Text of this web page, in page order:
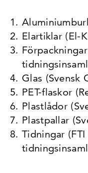
Elartiklar (El-
Glas (Svensk
PET-flaskor
Plastlådor
Plastpallar
Tidningar